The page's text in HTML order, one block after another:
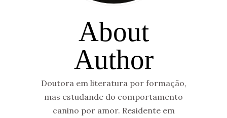
About
Author
Doutora em literatura por formação,
mas estudande do comportamento
canino por amor. Residente em